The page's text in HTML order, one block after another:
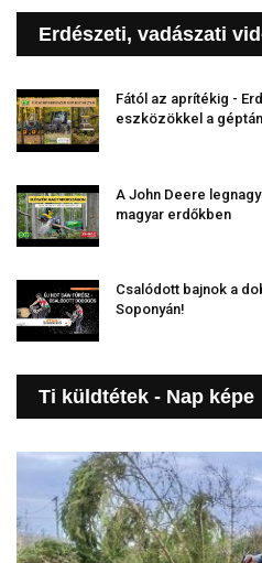
Erdészeti, vadászati
Fától az aprítékig -
eszközökkel a
A John Deere
magyar erdőkben
Csalódott bajnok a
Soponyán!
Ti küldtétek - Nap képe